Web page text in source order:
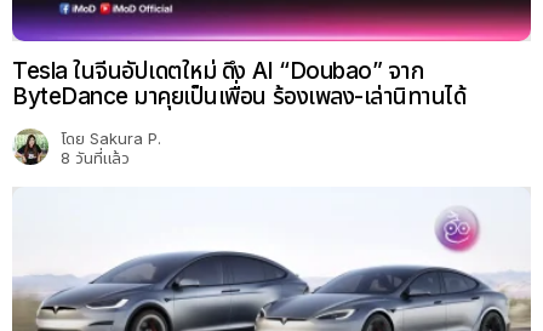
Tesla ในจีนอัปเดตใหม่ ดึง AI “Doubao” จาก
ByteDance มาคุยเป็นเพื่อน ร้องเพลง-เล่านิทานได้
โดย Sakura P.
8 วันที่แล้ว